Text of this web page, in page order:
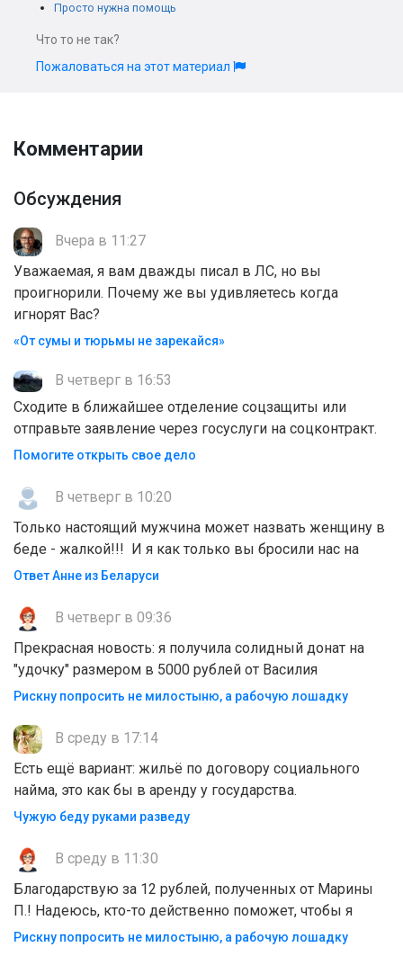
Просто нужна помощь
Что то не так?
Пожаловаться на этот материал
Комментарии
Обсуждения
Вчера в 11:27
Уважаемая, я вам дважды писал в ЛС, но вы
проигнорили. Почему же вы удивляетесь когда
игнорят Вас?
«От сумы и тюрьмы не зарекайся»
В четверг в 16:53
Сходите в ближайшее отделение соцзащиты или
отправьте заявление через госуслуги на соцконтракт.
Помогите открыть свое дело
В четверг в 10:20
Только настоящий мужчина может назвать женщину в
беде - жалкой!!! И я как только вы бросили нас на
Ответ Анне из Беларуси
В четверг в 09:36
Прекрасная новость: я получила солидный донат на
"удочку" размером в 5000 рублей от Василия
Рискну попросить не милостыню, а рабочую лошадку
В среду в 17:14
Есть ещё вариант: жильё по договору социального
найма, это как бы в аренду у государства.
Чужую беду руками разведу
В среду в 11:30
Благодарствую за 12 рублей, полученных от Марины
П.! Надеюсь, кто-то действенно поможет, чтобы я
Рискну попросить не милостыню, а рабочую лошадку